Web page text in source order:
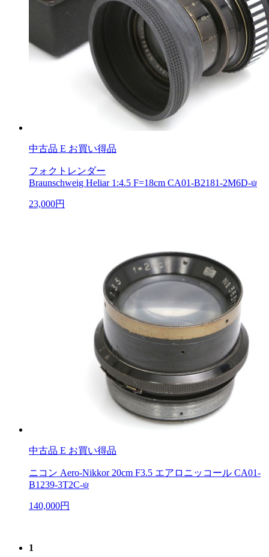
中古品 E お買い得品
フォクトレンダー
Braunschweig Heliar 1:4.5 F=18cm CA01-B2181-2M6D-ψ
23,000円
中古品 E お買い得品
ニコン Aero-Nikkor 20cm F3.5 エアロニッコール CA01-
B1239-3T2C-ψ
140,000円
1